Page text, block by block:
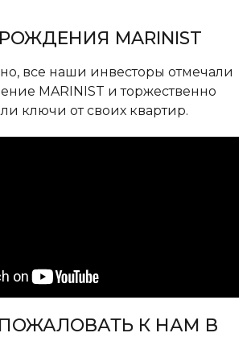
MARINIST
все наши инвесторы отмечали
MARINIST и торжественно
ключи от своих квартир.
К НАМ В